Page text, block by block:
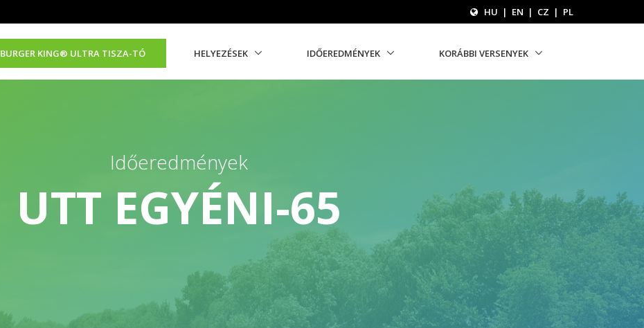
HU | EN | CZ | PL
BURGER KING®️ ULTRA TISZA-TÓ HELYEZÉSEK IDŐEREDMÉNYEK KORÁBBI VERSENYEK
Időeredmények
UTT EGYÉNI-65